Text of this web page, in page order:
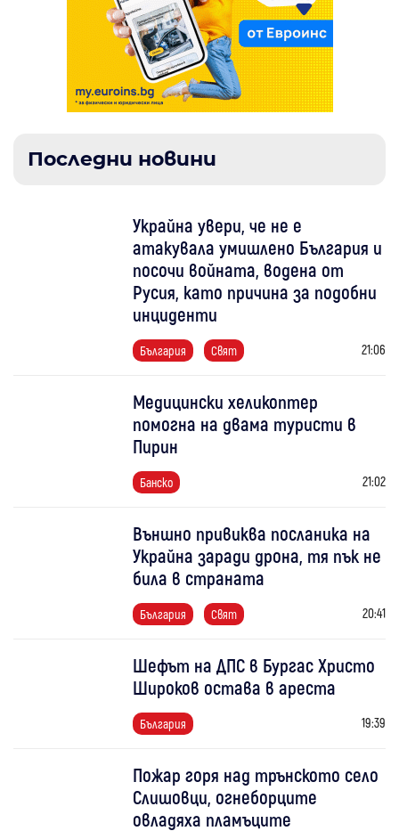
Последни новини
Украйна увери, че не е
атакувала умишлено България и
посочи войната, водена от
Русия, като причина за подобни
инциденти
България Свят 21:06
Медицински хеликоптер
помогна на двама туристи в
Пирин
Банско 21:02
Външно привиква посланика на
Украйна заради дрона, тя пък не
била в страната
България Свят 20:41
Шефът на ДПС в Бургас Христо
Широков остава в ареста
България 19:39
Пожар горя над трънското село
Слишовци, огнеборците
овладяха пламъците